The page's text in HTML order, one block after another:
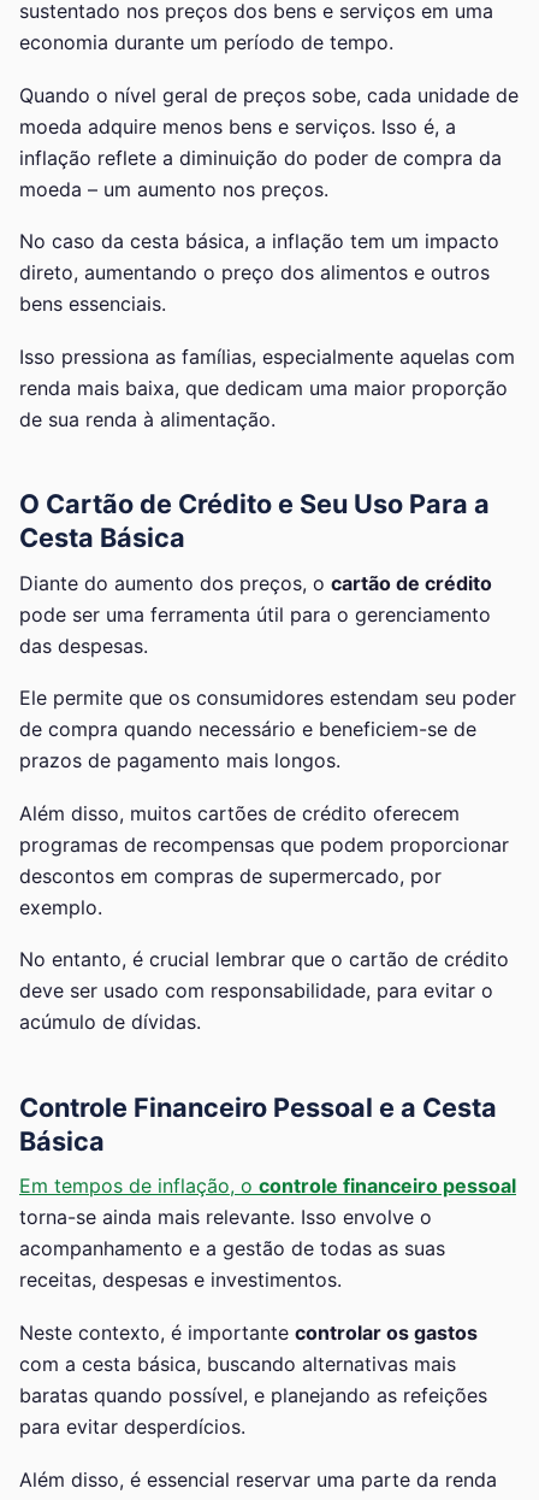
sustentado nos preços dos bens e serviços em uma
economia durante um período de tempo.
Quando o nível geral de preços sobe, cada unidade de
moeda adquire menos bens e serviços. Isso é, a
inflação reflete a diminuição do poder de compra da
moeda – um aumento nos preços.
No caso da cesta básica, a inflação tem um impacto
direto, aumentando o preço dos alimentos e outros
bens essenciais.
Isso pressiona as famílias, especialmente aquelas com
renda mais baixa, que dedicam uma maior proporção
de sua renda à alimentação.
O Cartão de Crédito e Seu Uso Para a
Cesta Básica
Diante do aumento dos preços, o cartão de crédito
pode ser uma ferramenta útil para o gerenciamento
das despesas.
Ele permite que os consumidores estendam seu poder
de compra quando necessário e beneficiem-se de
prazos de pagamento mais longos.
Além disso, muitos cartões de crédito oferecem
programas de recompensas que podem proporcionar
descontos em compras de supermercado, por
exemplo.
No entanto, é crucial lembrar que o cartão de crédito
deve ser usado com responsabilidade, para evitar o
acúmulo de dívidas.
Controle Financeiro Pessoal e a Cesta
Básica
Em tempos de inflação, o controle financeiro pessoal
torna-se ainda mais relevante. Isso envolve o
acompanhamento e a gestão de todas as suas
receitas, despesas e investimentos.
Neste contexto, é importante controlar os gastos
com a cesta básica, buscando alternativas mais
baratas quando possível, e planejando as refeições
para evitar desperdícios.
Além disso, é essencial reservar uma parte da renda